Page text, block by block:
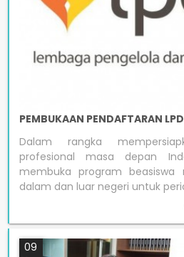
PEMBUKAAN PENDAFTARAN
Dalam rangka
profesional masa depan
membuka program beasiswa
dalam dan luar negeri untuk
09